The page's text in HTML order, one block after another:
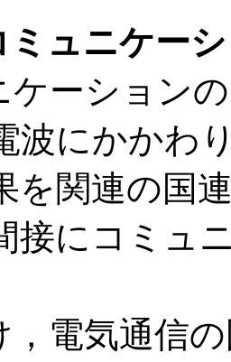
ミュニケー
ーション
波にかかわ
を関連の国
接にコミュ
電気通信